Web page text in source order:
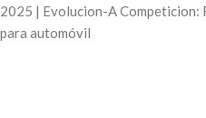
2025 | Evolucion-A Competicion:
para automóvil